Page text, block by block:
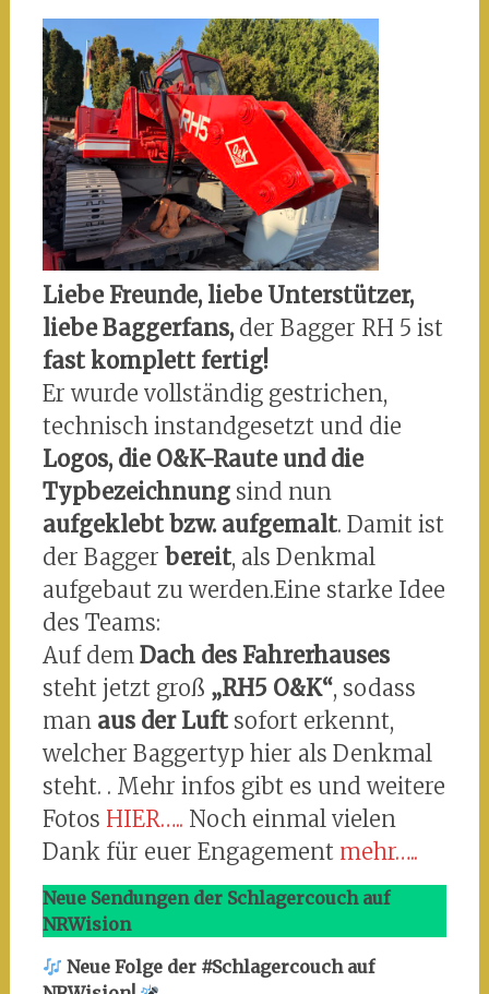
Liebe Freunde, liebe Unterstützer,
liebe Baggerfans,der Bagger RH 5 ist
fast komplett fertig!
Er wurde vollständig gestrichen,
technisch instandgesetzt und die
Logos, die O&K-Raute und die
Typbezeichnungsind nun
aufgeklebt bzw. aufgemalt. Damit ist
der Bagger bereit, als Denkmal
aufgebaut zu werden.Eine starke Idee
des Teams:
Auf dem Dach des Fahrerhauses
steht jetzt groß „RH5 O&K“, sodass
man aus der Luftsofort erkennt,
welcher Baggertyp hier als Denkmal
steht. . Mehr infos gibt es und weitere
Fotos HIER….. Noch einmal vielen
Dank für euer Engagement mehr…..
Neue Sendungen der Schlagercouch auf
NRWision
Neue Folge der #Schlagercouch auf